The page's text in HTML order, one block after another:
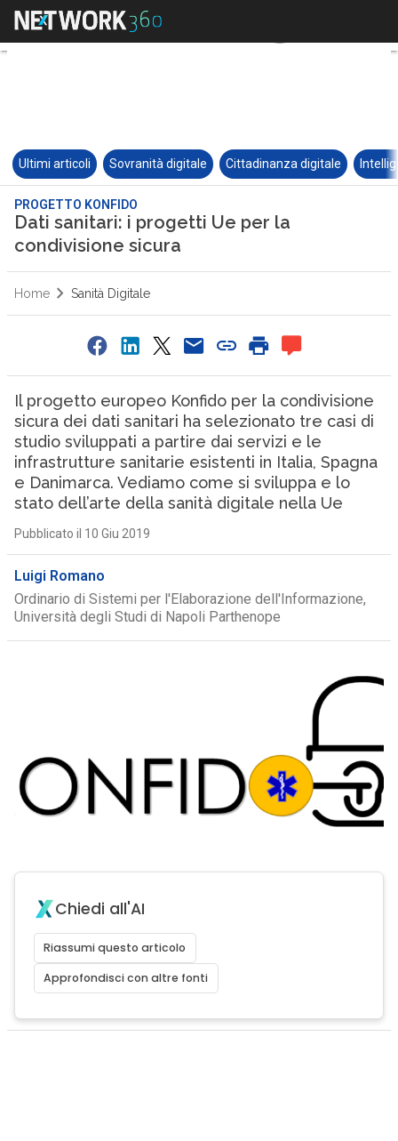
Ultimi articoli Sovranità digitale Cittadinanza digitale
PROGETTO KONFIDO
Dati sanitari: i progetti Ue per la
condivisione sicura
Home Sanità Digitale
Il progetto europeo Konfido per la condivisione
sicura dei dati sanitari ha selezionato tre casi di
studio sviluppati a partire dai servizi e le
infrastrutture sanitarie esistenti in Italia, Spagna
e Danimarca. Vediamo come si sviluppa e lo
stato dell’arte della sanità digitale nella Ue
Pubblicato il 10 Giu 2019
Luigi Romano
Ordinario di Sistemi per l'Elaborazione dell'Informazione,
Università degli Studi di Napoli Parthenope
Chiedi all'AI
Riassumi questo articolo
Approfondisci con altre fonti